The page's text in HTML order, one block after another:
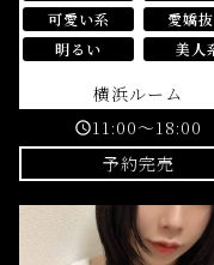
可愛い系
愛嬌
明るい
美人
横浜ルーム
schedule11:00～18:00
予約完売